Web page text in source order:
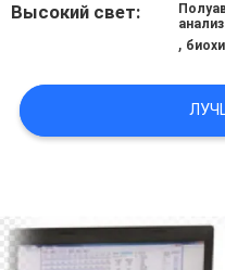
СВЯЖИТЕСЬ
МЫ
НОВОСТИ
БЛОГ
Высокий свет:
,